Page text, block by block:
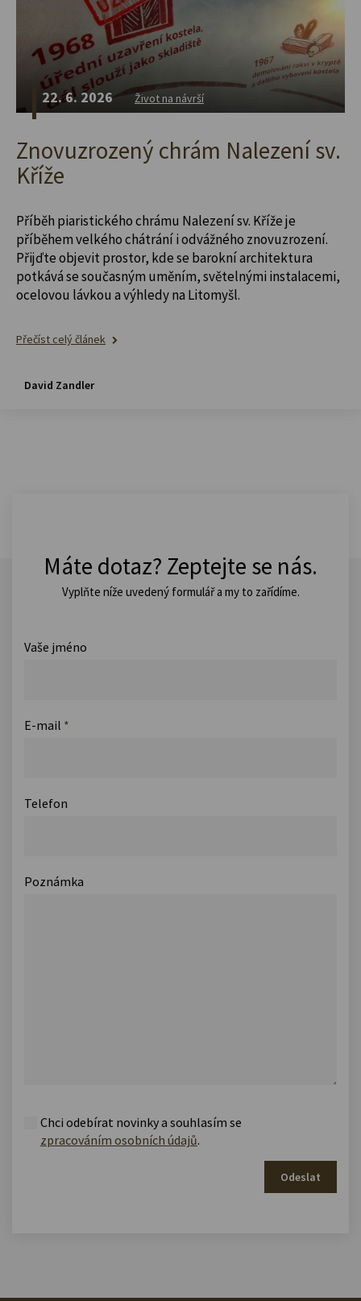
22. 6. 2026 Život na návrší
Znovuzrozený chrám Nalezení sv.
Kříže
Příběh piaristického chrámu Nalezení sv. Kříže je
příběhem velkého chátrání i odvážného znovuzrození.
Přijďte objevit prostor, kde se barokní architektura
potkává se současným uměním, světelnými instalacemi,
ocelovou lávkou a výhledy na Litomyšl.
Přečíst celý článek
David Zandler
Máte dotaz? Zeptejte se nás.
Vyplňte níže uvedený formulář a my to zařídíme.
Vaše jméno
E-mail *
Telefon
Poznámka
Chci odebírat novinky a souhlasím se
zpracováním osobních údajů.
Odeslat